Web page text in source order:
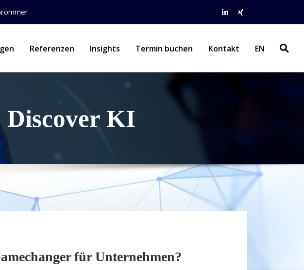
Referenzen Insights Termin buchen Kontakt EN
Discover KI
für Unternehmen?